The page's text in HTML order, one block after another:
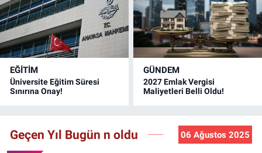
EĞİTİM
Üniversite Eğitim Süresi
Sınırına Onay!
GÜNDEM
2027 Emlak Vergisi
Maliyetleri Belli Oldu!
Geçen Yıl Bugün n oldu 06 Ağustos 2025